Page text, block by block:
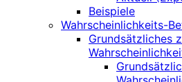
Beispiele
Wahrscheinlichkeits-
Grundsätzliches